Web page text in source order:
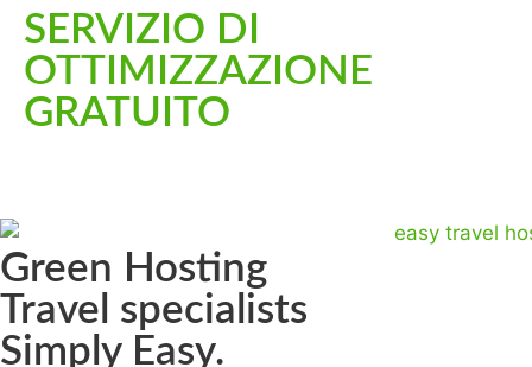
SERVIZIO DI
OTTIMIZZAZIONE
GRATUITO
Green Hosting
Travel specialists
Simply Easy.